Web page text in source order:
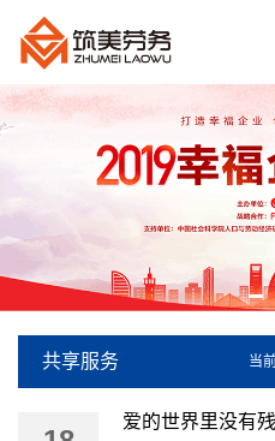
共享服务 当
爱的世界里没有